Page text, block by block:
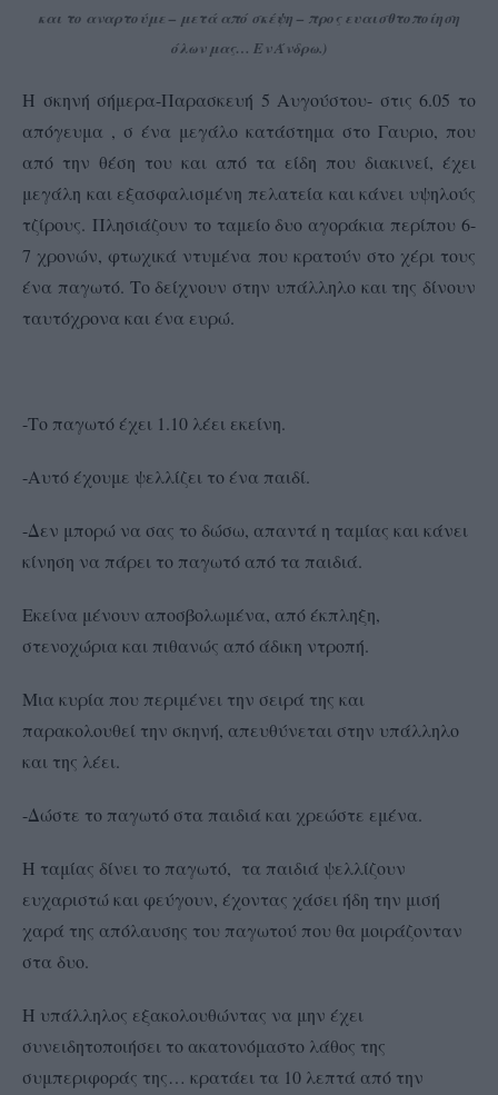
και το αναρτούμε – μετά από σκέψη – προς ευαισθτοποίηση
όλων μας… Εν Άνδρω.)
Η σκηνή σήμερα-Παρασκευή 5 Αυγούστου- στις 6.05 το
απόγευμα , σ ένα μεγάλο κατάστημα στο Γαυριο, που
από την θέση του και από τα είδη που διακινεί, έχει
μεγάλη και εξασφαλισμένη πελατεία και κάνει υψηλούς
τζίρους. Πλησιάζουν το ταμείο δυο αγοράκια περίπου 6-
7 χρονών, φτωχικά ντυμένα που κρατούν στο χέρι τους
ένα παγωτό. Το δείχνουν στην υπάλληλο και της δίνουν
ταυτόχρονα και ένα ευρώ.
-Το παγωτό έχει 1.10 λέει εκείνη.
-Αυτό έχουμε ψελλίζει το ένα παιδί.
-Δεν μπορώ να σας το δώσω, απαντά η ταμίας και κάνει
κίνηση να πάρει το παγωτό από τα παιδιά.
Εκείνα μένουν αποσβολωμένα, από έκπληξη,
στενοχώρια και πιθανώς από άδικη ντροπή.
Μια κυρία που περιμένει την σειρά της και
παρακολουθεί την σκηνή, απευθύνεται στην υπάλληλο
και της λέει.
-Δώστε το παγωτό στα παιδιά και χρεώστε εμένα.
Η ταμίας δίνει το παγωτό, τα παιδιά ψελλίζουν
ευχαριστώ και φεύγουν, έχοντας χάσει ήδη την μισή
χαρά της απόλαυσης του παγωτού που θα μοιράζονταν
στα δυο.
Η υπάλληλος εξακολουθώντας να μην έχει
συνειδητοποιήσει το ακατονόμαστο λάθος της
συμπεριφοράς της… κρατάει τα 10 λεπτά από την